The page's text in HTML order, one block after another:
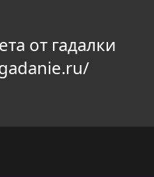
от гадалки